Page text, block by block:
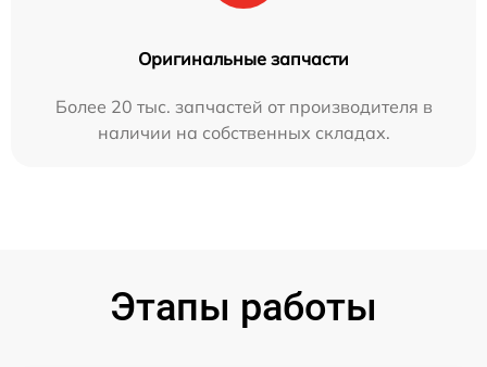
Оригинальные запчасти
Более 20 тыс. запчастей от производителя в
наличии на собственных складах.
Этапы работы